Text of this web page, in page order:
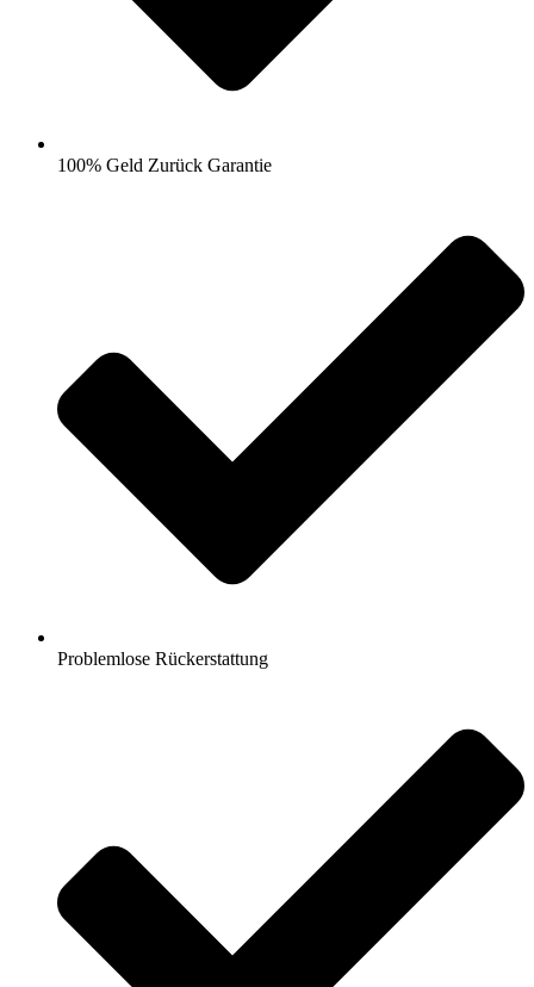
100% Geld Zurück Garantie
Problemlose Rückerstattung